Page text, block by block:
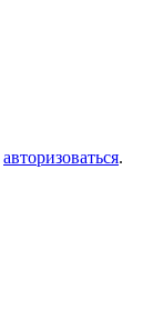
авторизоваться.